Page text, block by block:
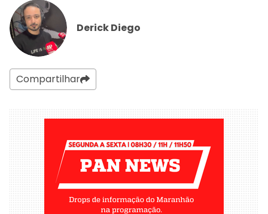
Derick Diego
Compartilhar